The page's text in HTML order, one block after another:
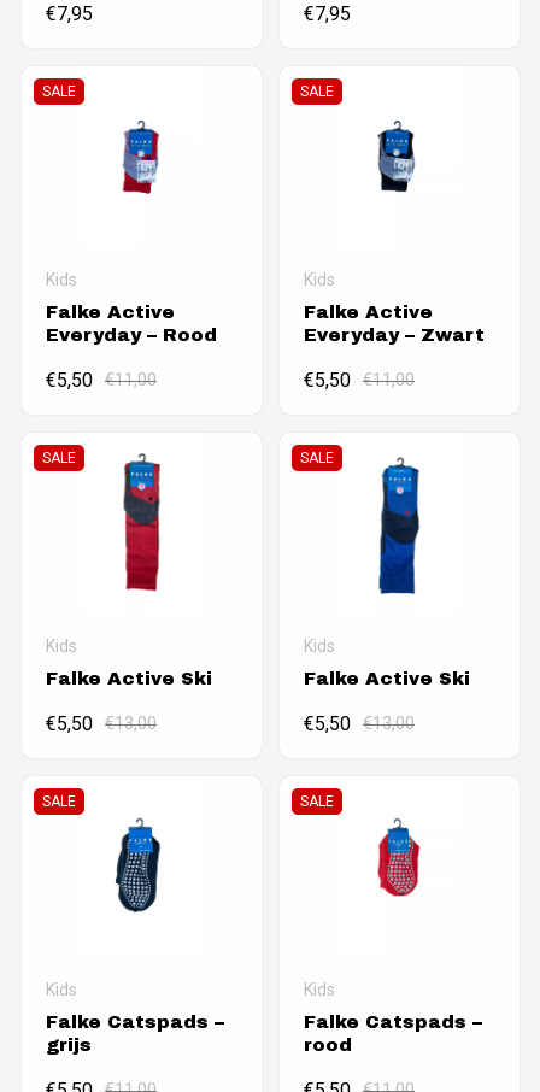
€7,95 €7,95
SALE
Kids
Falke Active
Everyday – Rood
€11,00
€5,50
SALE
Kids
Falke Active
Everyday – Zwart
€11,00
€5,50
SALE
Kids
Falke Active Ski
€13,00
€5,50
SALE
Kids
Falke Active Ski
€13,00
€5,50
SALE
Kids
Falke Catspads –
grijs
SALE
Kids
Falke Catspads –
rood